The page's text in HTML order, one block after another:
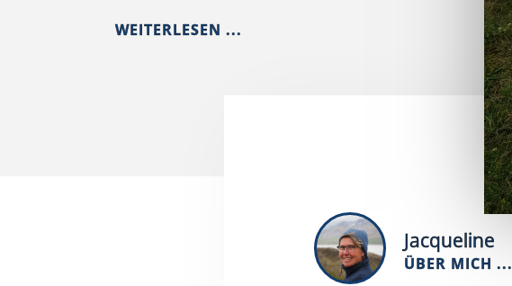
WEITERLESEN ...
Jacqueline
ÜBER MICH ...